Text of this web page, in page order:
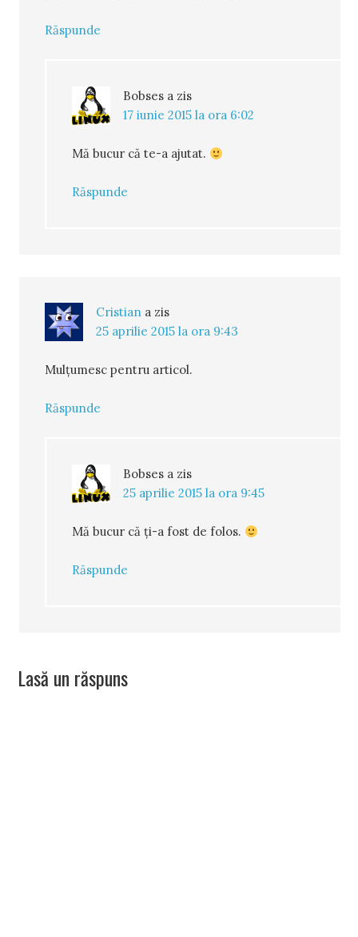
Răspunde
Bobses a zis
17 iunie 2015 la ora 6:02
Mă bucur că te-a ajutat.
Răspunde
Cristian a zis
25 aprilie 2015 la ora 9:43
Mulțumesc pentru articol.
Răspunde
Bobses a zis
25 aprilie 2015 la ora 9:45
Mă bucur că ţi-a fost de folos.
Răspunde
Lasă un răspuns